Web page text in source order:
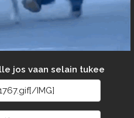
jos vaan selain tukee